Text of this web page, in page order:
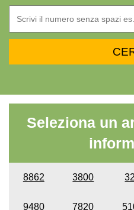
Seleziona un
8862 3800
9480 7820